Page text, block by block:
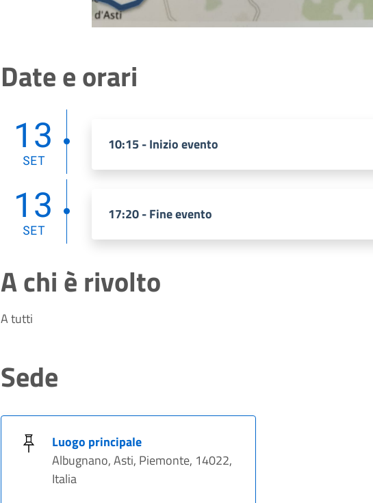
Date e orari
13
SET
10:15 - Inizio evento
13
SET
17:20 - Fine evento
A chi è rivolto
A tutti
Sede
Luogo principale
Albugnano, Asti, Piemonte, 14022,
Italia